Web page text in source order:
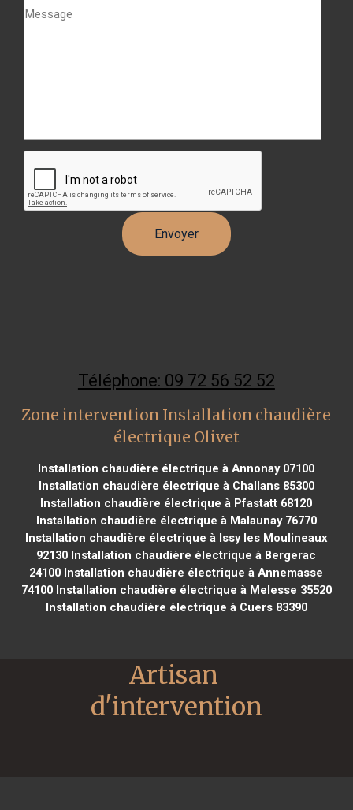
Téléphone: 09 72 56 52 52
Zone intervention Installation chaudière
électrique Olivet
Installation chaudière électrique à Annonay 07100
Installation chaudière électrique à Challans 85300
Installation chaudière électrique à Pfastatt 68120
Installation chaudière électrique à Malaunay 76770
Installation chaudière électrique à Issy les Moulineaux
92130 Installation chaudière électrique à Bergerac
24100 Installation chaudière électrique à Annemasse
74100Installation chaudière électrique à Melesse 35520
Installation chaudière électrique à Cuers 83390
Artisan
d'intervention